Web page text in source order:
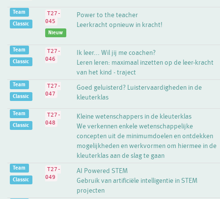
Team
Classic
T27-
045
Nieuw
Power to the teacher
Leerkracht opnieuw in kracht!
Team
Classic
T27-
046
Ik leer... Wil jij me coachen?
Leren leren: maximaal inzetten op de leer-kracht
van het kind - traject
Team
Classic
T27-
047
Goed geluisterd? Luistervaardigheden in de
kleuterklas
Team
Classic
T27-
048
Kleine wetenschappers in de kleuterklas
We verkennen enkele wetenschappelijke
concepten uit de minimumdoelen en ontdekken
mogelijkheden en werkvormen om hiermee in de
kleuterklas aan de slag te gaan
Team
Classic
T27-
049
AI Powered STEM
Gebruik van artificiële intelligentie in STEM
projecten